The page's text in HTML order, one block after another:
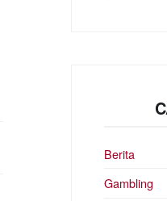
Berita
Gambling